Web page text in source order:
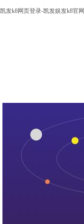
凯发k8网页登录-凯发娱发k8官网